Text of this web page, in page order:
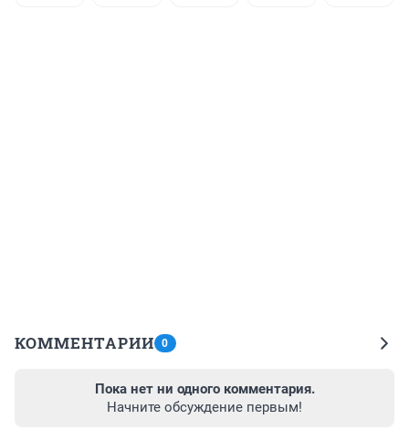
КОММЕНТАРИИ 0
Пока нет ни одного комментария.
Начните обсуждение первым!